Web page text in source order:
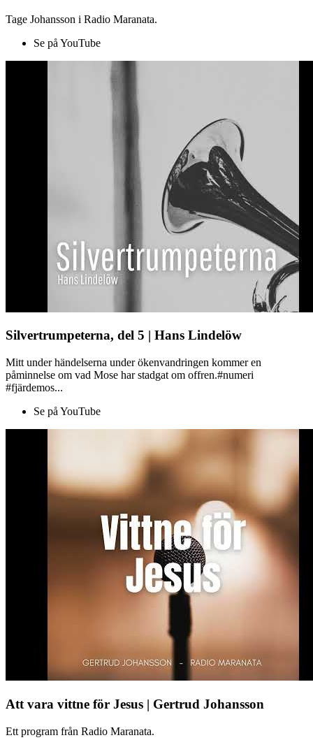
Tage Johansson i Radio Maranata.
Se på YouTube
Silvertrumpeterna, del 5 | Hans Lindelöw
Mitt under händelserna under ökenvandringen kommer en
påminnelse om vad Mose har stadgat om offren.#numeri
#fjärdemos...
Se på YouTube
Att vara vittne för Jesus | Gertrud Johansson
Ett program från Radio Maranata.